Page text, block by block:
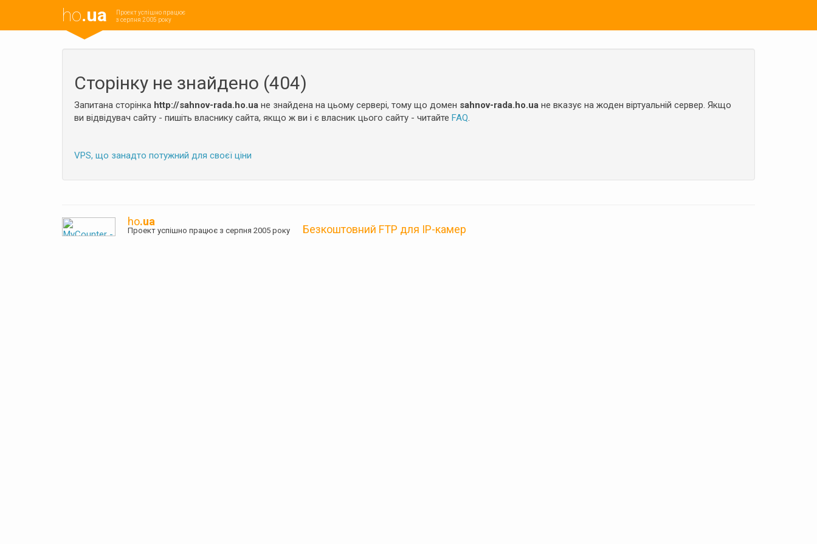
ho.ua
Проект успішно працює
з серпня 2005 року
Сторінку не знайдено (404)
Запитана сторінка http://sahnov-rada.ho.ua не знайдена на цьому сервері, тому що домен sahnov-rada.ho.ua не вказує на жоден віртуальній сервер. Якщо
ви відвідувач сайту - пишіть власнику сайта, якщо ж ви і є власник цього сайту - читайте FAQ.
VPS, що занадто потужний для своєї ціни
ho.ua
Проект успішно працює з серпня 2005 року Безкоштовний FTP для IP-камер